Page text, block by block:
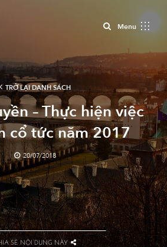
MenuClose
TRỞ LẠI DANH SÁCH
– Thực hiện việc
cổ tức năm 2017
20/07/2018
SẺ NỘI DUNG NÀY